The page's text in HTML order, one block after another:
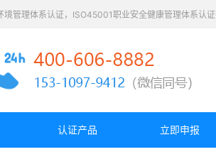
管理体系认证，ISO45001职业安全健康管理体系认
认证产品 立即申报